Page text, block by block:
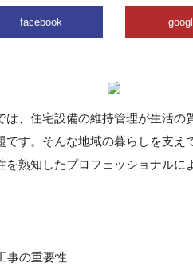
facebook
、住宅設備の維持管理が生活
す。そんな地域の暮らしを支
熟知したプロフェッショナルに
事の重要性